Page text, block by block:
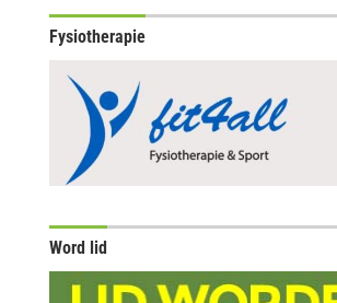
Fysiotherapie
Word lid